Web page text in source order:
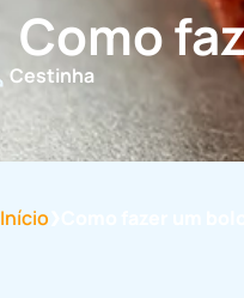
Como
Cestinha
Início